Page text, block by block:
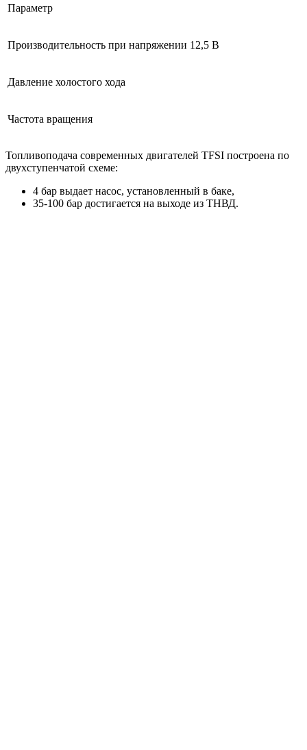
Параметр
Производительность при напряжении 12,5 В
Давление холостого хода
Частота вращения
Топливоподача современных двигателей TFSI построена по
двухступенчатой схеме:
4 бар выдает насос, установленный в баке,
35-100 бар достигается на выходе из ТНВД.